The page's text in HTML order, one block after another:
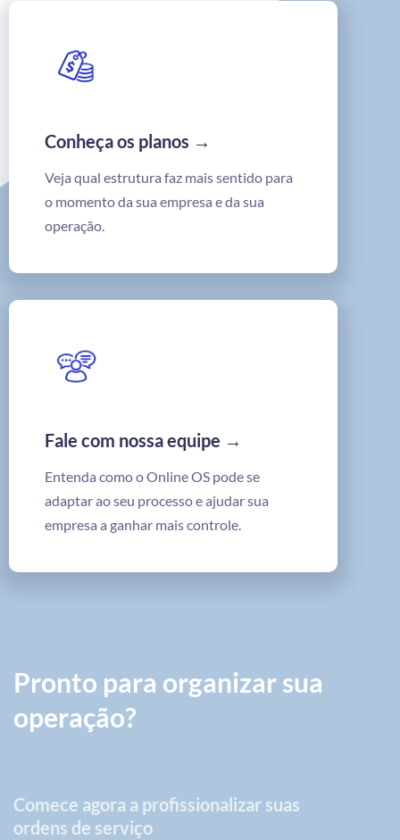
Conheça os planos →
Veja qual estrutura faz mais sentido para
o momento da sua empresa e da sua
operação.
Fale com nossa equipe →
Entenda como o Online OS pode se
adaptar ao seu processo e ajudar sua
empresa a ganhar mais controle.
Pronto para organizar sua
operação?
Comece agora a profissionalizar suas
ordens de serviço